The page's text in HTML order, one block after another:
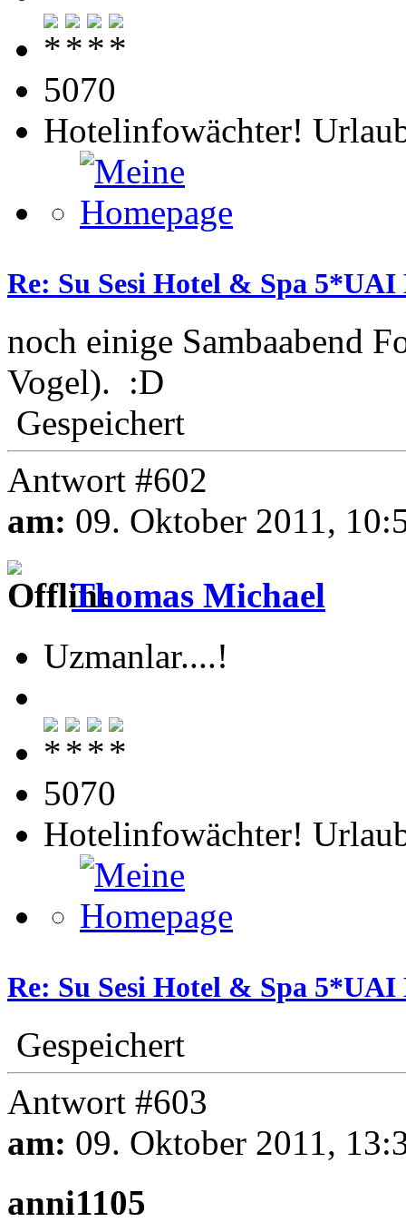
5070
Hotelinfowächter!
Re: Su Sesi Hotel & Spa 5*UAI
noch einige Sambaabend
Vogel). :D
Gespeichert
Antwort #602
am: 09. Oktober 2011,
Thomas Michael
Uzmanlar....!
5070
Hotelinfowächter!
Re: Su Sesi Hotel & Spa 5*UAI
Gespeichert
Antwort #603
am: 09. Oktober 2011,
anni1105